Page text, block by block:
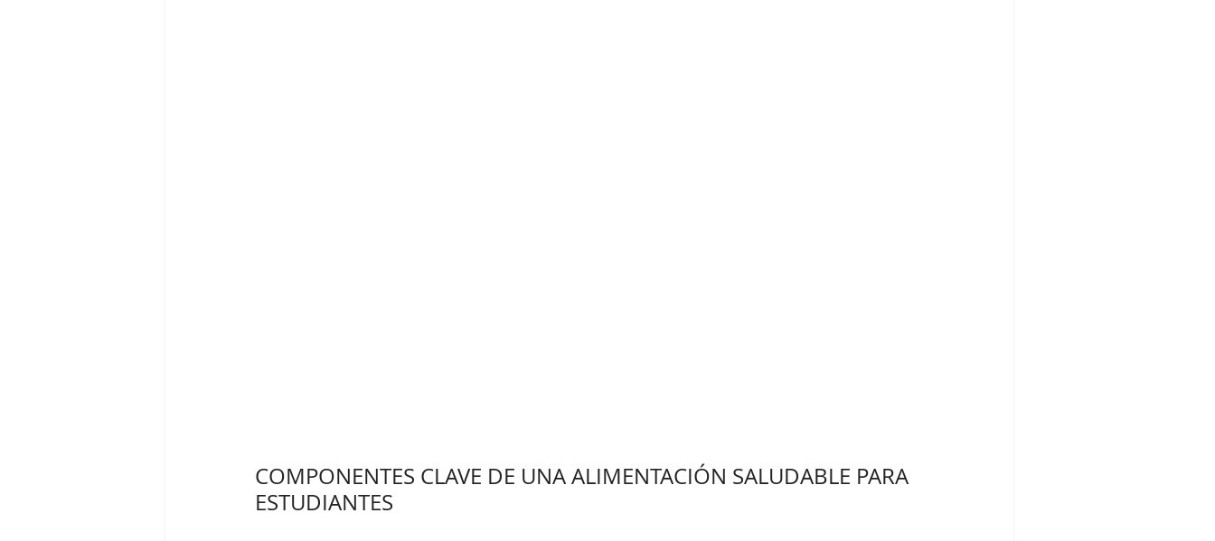
COMPONENTES CLAVE DE UNA ALIMENTACIÓN SALUDABLE PARA
ESTUDIANTES